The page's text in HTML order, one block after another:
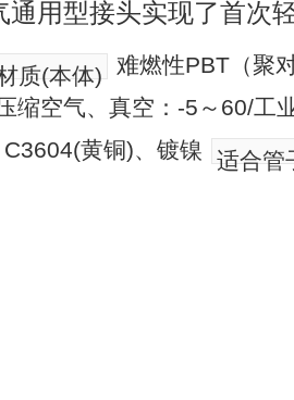
用型接头实现了首次轻
质(本体) 难燃性PBT（聚
缩空气、真空：-5～60/工
C3604(黄铜)、镀镍 适合管